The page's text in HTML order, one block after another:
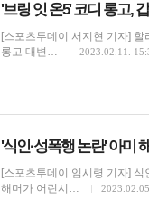
'브링 잇 온5' 코디 롱고,
[스포츠투데이 서지현 기자]
롱고 대변…
2023.02.11.
'식인·성폭행 논란' 아미
[스포츠투데이 임시령 기자]
해머가 어린시…